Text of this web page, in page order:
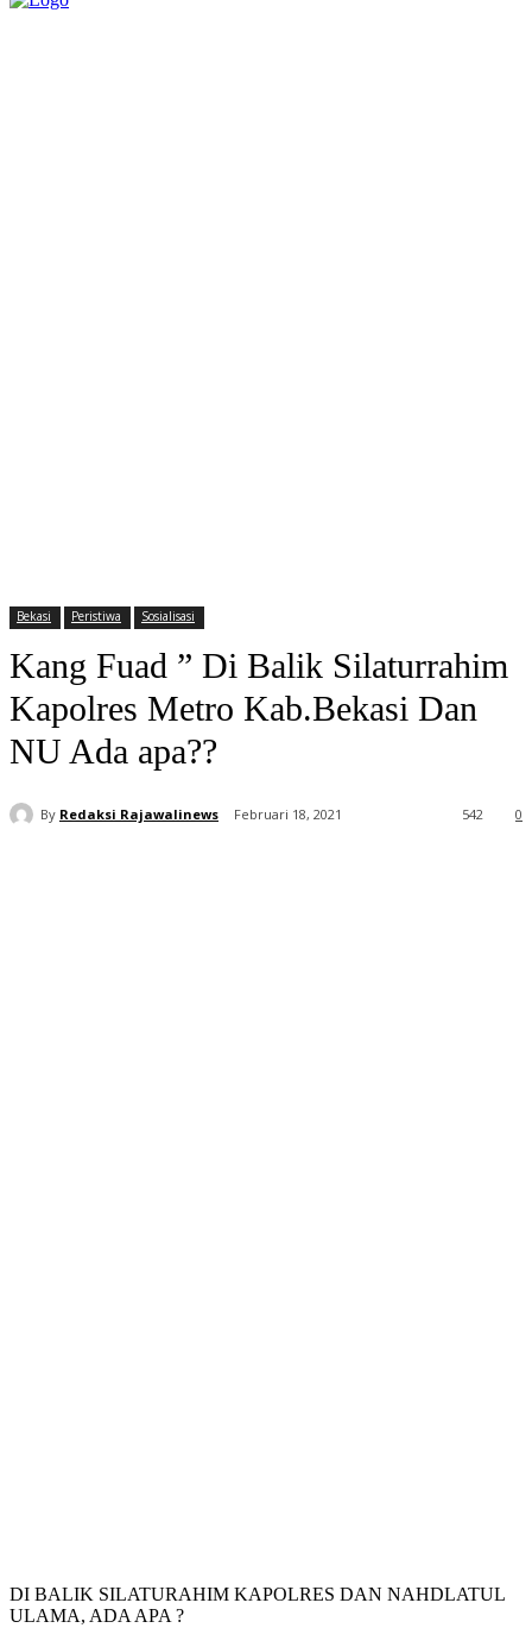
Bekasi Peristiwa Sosialisasi
Kang Fuad ” Di Balik Silaturrahim
Kapolres Metro Kab.Bekasi Dan
NU Ada apa??
By Redaksi Rajawalinews Februari 18, 2021 0
542
DI BALIK SILATURAHIM KAPOLRES DAN NAHDLATUL
ULAMA, ADA APA ?